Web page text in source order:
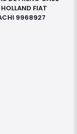
FIAT
9968927